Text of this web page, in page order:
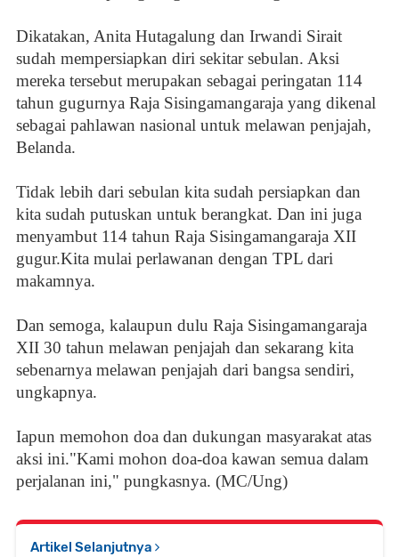
Dikatakan, Anita Hutagalung dan Irwandi Sirait
sudah mempersiapkan diri sekitar sebulan. Aksi
mereka tersebut merupakan sebagai peringatan 114
tahun gugurnya Raja Sisingamangaraja yang dikenal
sebagai pahlawan nasional untuk melawan penjajah,
Belanda.
Tidak lebih dari sebulan kita sudah persiapkan dan
kita sudah putuskan untuk berangkat. Dan ini juga
menyambut 114 tahun Raja Sisingamangaraja XII
gugur.Kita mulai perlawanan dengan TPL dari
makamnya.
Dan semoga, kalaupun dulu Raja Sisingamangaraja
XII 30 tahun melawan penjajah dan sekarang kita
sebenarnya melawan penjajah dari bangsa sendiri,
ungkapnya.
Iapun memohon doa dan dukungan masyarakat atas
aksi ini."Kami mohon doa-doa kawan semua dalam
perjalanan ini," pungkasnya. (MC/Ung)
Artikel Selanjutnya